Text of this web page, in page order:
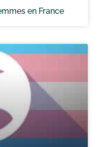
en France